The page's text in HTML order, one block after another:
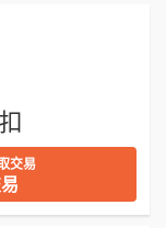
交易